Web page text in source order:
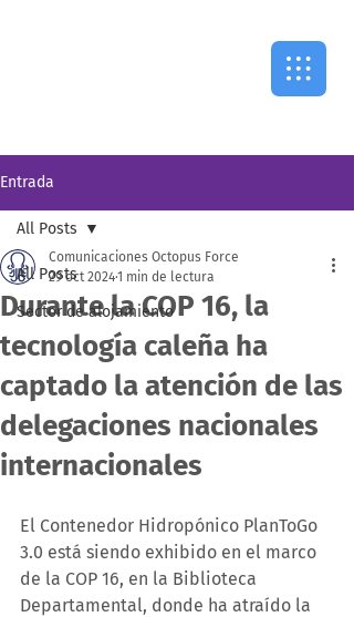
Entrada
All Posts
Sector de alojamiento
All Posts
Durante la COP 16, la
tecnología caleña ha
captado la atención de las
delegaciones nacionales
internacionales
Comunicaciones Octopus Force
29 oct 20241 min de lectura
El Contenedor Hidropónico PlanToGo
3.0 está siendo exhibido en el marco
de la COP 16, en la Biblioteca
Departamental, donde ha atraído la